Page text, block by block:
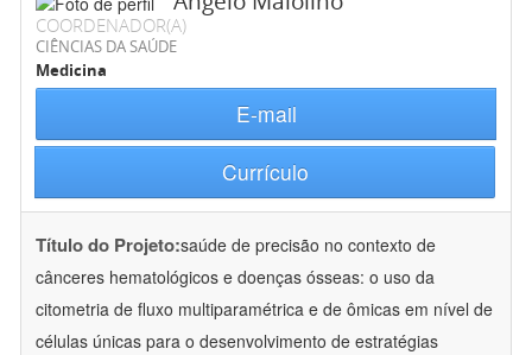
COORDENADOR(A)
CIÊNCIAS DA SAÚDE
Medicina
E-mail
Currículo
Título do Projeto:saúde de precisão no contexto de
cânceres hematológicos e doenças ósseas: o uso da
citometria de fluxo multiparamétrica e de ômicas em nível de
células únicas para o desenvolvimento de estratégias